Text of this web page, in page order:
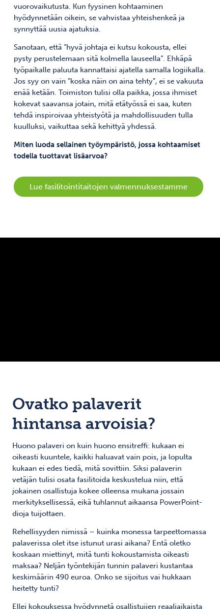
vuorovaikutusta. Kun fyysinen kohtaaminen
hyödynnetään oikein, se vahvistaa yhteishenkeä ja
synnyttää uusia ajatuksia.
Sanotaan, että ”hyvä johtaja ei kutsu kokousta, ellei
pysty perustelemaan sitä kolmella lauseella”. Ehkäpä
työpaikalle paluuta kannattaisi ajatella samalla logiikalla.
Jos syy on vain ”koska näin on aina tehty”, ei se vakuuta
enää ketään. Toimiston tulisi olla paikka, jossa ihmiset
kokevat saavansa jotain, mitä etätyössä ei saa, kuten
tehdä inspiroivaa yhteistyötä ja mahdollisuuden tulla
kuulluksi, vaikuttaa sekä kehittyä yhdessä.
Miten luoda sellainen työympäristö, jossa kohtaamiset
todella tuottavat lisäarvoa?
Lue fasilitointitaitojen valmennuksestamme
Ovatko palaverit
hintansa arvoisia?
Huono palaveri on kuin huono ensitreffi: kukaan ei
oikeasti kuuntele, kaikki haluavat vain pois, ja lopulta
kukaan ei edes tiedä, mitä sovittiin. Siksi palaverin
vetäjän tulisi osata fasilitoida keskustelua niin, että
jokainen osallistuja kokee olleensa mukana jossain
merkityksellisessä, eikä tuhlannut aikaansa PowerPoint-
dioja tuijottaen.
Rehellisyyden nimissä – kuinka monessa tarpeettomassa
palaverissa olet itse istunut urasi aikana? Entä oletko
koskaan miettinyt, mitä tunti kokoustamista oikeasti
maksaa? Neljän työntekijän tunnin palaveri kustantaa
keskimäärin 490 euroa. Onko se sijoitus vai hukkaan
heitetty tunti?
Ellei kokouksessa hyödynnetä osallistujien reaaliaikaista